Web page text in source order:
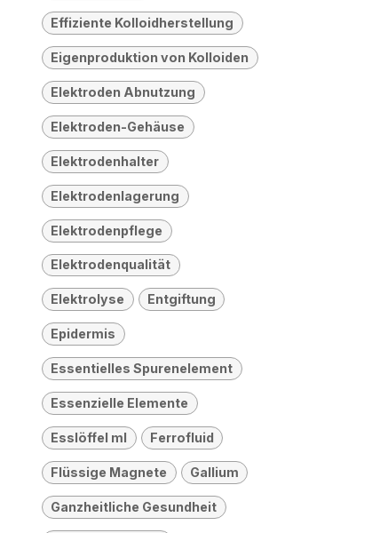
Effiziente Kolloidherstellung
Eigenproduktion von Kolloiden
Elektroden Abnutzung
Elektroden-Gehäuse
Elektrodenhalter
Elektrodenlagerung
Elektrodenpflege
Elektrodenqualität
Elektrolyse Entgiftung
Epidermis
Essentielles Spurenelement
Essenzielle Elemente
Esslöffel ml Ferrofluid
Flüssige Magnete Gallium
Ganzheitliche Gesundheit